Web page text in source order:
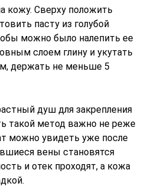
кожу. Сверху положить
пасту из голубой
можно было налепить ее
слоем глину и укутать
держать не меньше 5
душ для закрепления
такой метод важно не реже
можно увидеть уже после
вены становятся
и отек проходят, а кожа